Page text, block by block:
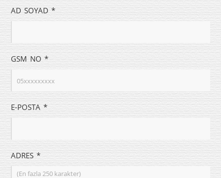
AD SOYAD *
GSM NO *
E-POSTA *
ADRES *